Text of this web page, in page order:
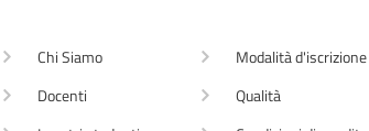
Chi Siamo
Docenti
Modalità d'iscrizione
Qualità